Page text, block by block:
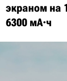
экраном на
6300 мА·ч